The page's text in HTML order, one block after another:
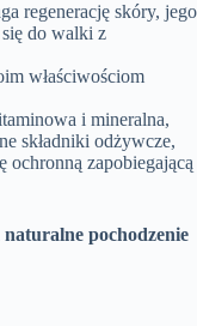
regenerację skóry, jego
do walki z
właściwościom
i mineralna,
składniki odżywcze,
ochronną zapobiegającą
naturalne pochodzenie